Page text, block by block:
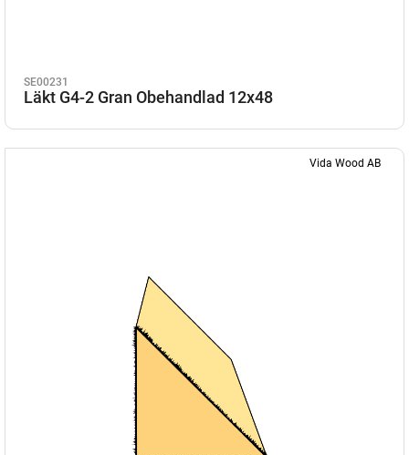
SE00231
Läkt G4-2 Gran Obehandlad 12x48
Vida Wood AB